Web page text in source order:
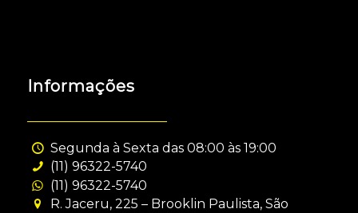
Informações
Segunda à Sexta das 08:00 às 19:00
(11) 96322-5740
(11) 96322-5740
R. Jaceru, 225 – Brooklin Paulista, São